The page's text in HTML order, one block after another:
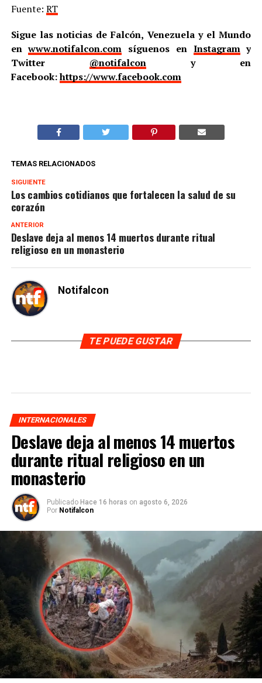
Fuente: RT
Sigue las noticias de Falcón, Venezuela y el Mundo
enwww.notifalcon.com síguenos en Instagramy
Twitter @notifalcony en
Facebook:https://www.facebook.com
TEMAS RELACIONADOS
SIGUIENTE
Los cambios cotidianos que fortalecen la salud de su
corazón
ANTERIOR
Deslave deja al menos 14 muertos durante ritual
religioso en un monasterio
Notifalcon
TE PUEDE GUSTAR
INTERNACIONALES
Deslave deja al menos 14 muertos
durante ritual religioso en un
monasterio
Publicado Hace 16 horas on agosto 6, 2026
Por Notifalcon